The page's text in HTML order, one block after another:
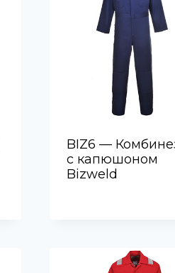
BIZ6 —
с капюшоном
Bizweld